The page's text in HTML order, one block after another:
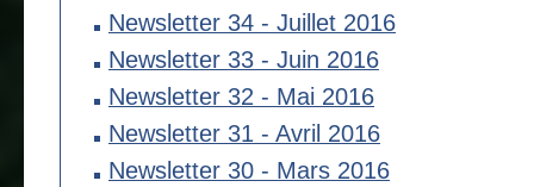
Newsletter 34 - Juillet 2016
Newsletter 33 - Juin 2016
Newsletter 32 - Mai 2016
Newsletter 31 - Avril 2016
Newsletter 30 - Mars 2016